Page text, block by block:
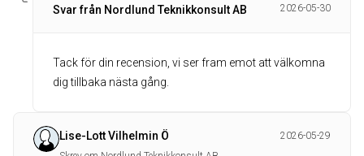
Svar från Nordlund Teknikkonsult AB 2026-05-30
Tack för din recension, vi ser fram emot att välkomna
dig tillbaka nästa gång.
Lise-Lott Vilhelmin Ö
2026-05-29